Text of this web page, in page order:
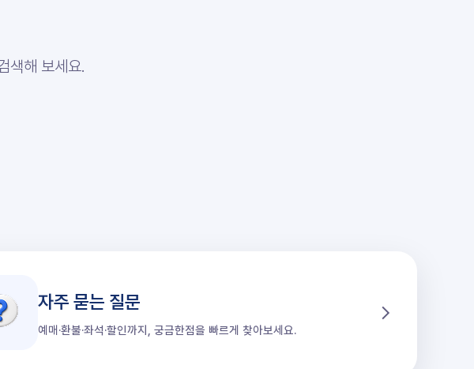
색해 보세요.
자주 묻는 질문
예매·환불·좌석·할인까지, 궁금한점을 빠르게 찾아보세요.